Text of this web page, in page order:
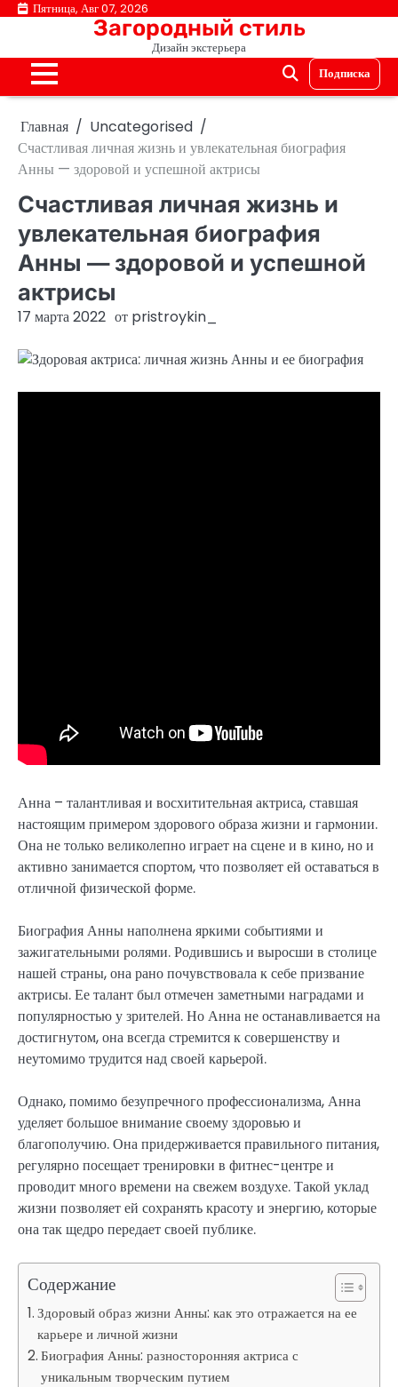
ПерейтиПятница, Авг 07, 2026
Загородный стиль
Дизайн экстерьера
Подписка
Главная
Uncategorised
Счастливая личная жизнь и увлекательная биография
Анны — здоровой и успешной актрисы
Счастливая личная жизнь и
увлекательная биография
Анны — здоровой и успешной
актрисы
17 марта 2022 от pristroykin_
Анна – талантливая и восхитительная актриса, ставшая
настоящим примером здорового образа жизни и гармонии.
Она не только великолепно играет на сцене и в кино, но и
активно занимается спортом, что позволяет ей оставаться в
отличной физической форме.
Биография Анны наполнена яркими событиями и
зажигательными ролями. Родившись и выросши в столице
нашей страны, она рано почувствовала к себе призвание
актрисы. Ее талант был отмечен заметными наградами и
популярностью у зрителей. Но Анна не останавливается на
достигнутом, она всегда стремится к совершенству и
неутомимо трудится над своей карьерой.
Однако, помимо безупречного профессионализма, Анна
уделяет большое внимание своему здоровью и
благополучию. Она придерживается правильного питания,
регулярно посещает тренировки в фитнес-центре и
проводит много времени на свежем воздухе. Такой уклад
жизни позволяет ей сохранять красоту и энергию, которые
она так щедро передает своей публике.
Содержание
Здоровый образ жизни Анны: как это отражается на ее
карьере и личной жизни
Биография Анны: разносторонняя актриса с
уникальным творческим путием